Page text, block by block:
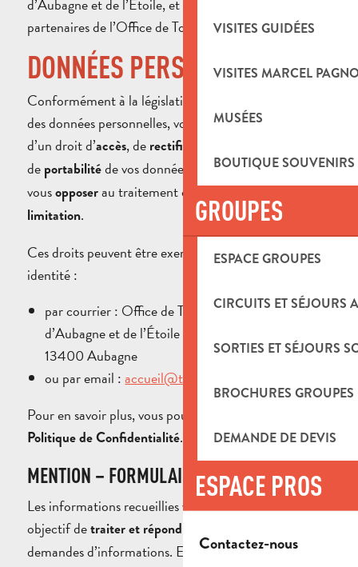
VISITES GUIDÉES
VISITES MARCEL
MUSÉES
BOUTIQUE
GROUPES
ESPACE GROUPES
CIRCUITS ET SÉJOURS
SORTIES ET SÉJOURS
BROCHURES GROUPES
DEMANDE DE DEVIS
ESPACE PROS
Contactez-nous
partenaires de l’Office de Tourisme mentionnés.
DONNÉES PERSONNELLES
Conformément à la législation relative à la protection
des données personnelles, vous disposez notamment
d’un droit d’accès, de rectification
de portabilitéde vos données. Vous pouvez également
vousopposerau traitement ou en demander la
limitation.
Ces droits peuvent être exercés, en justifiant de votre
identité :
par courrier : Office de Tourisme du Pays
d’Aubagne et de l’Étoile – 8 cours Barthélemy –
13400 Aubagne
ou par email :accueil@tourisme-paysdaubagne.fr
Pour en savoir plus, vous pouvez consulter notre
Politique de Confidentialité.
MENTION – FORMULAIRE DE CONTACT
Les informations recueillies via ce formulaire ont pour
objectif detraiter et répondre
demandes d’informations. Elles sont enregistrées et